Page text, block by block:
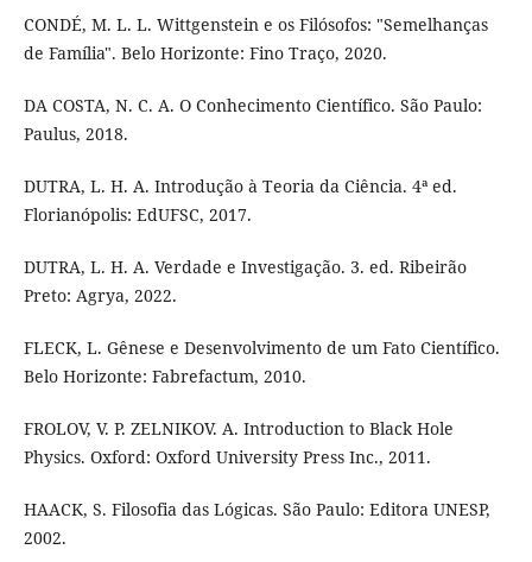
CONDÉ, M. L. L. Wittgenstein e os Filósofos: "Semelhanças
de Família". Belo Horizonte: Fino Traço, 2020.
DA COSTA, N. C. A. O Conhecimento Científico. São Paulo:
Paulus, 2018.
DUTRA, L. H. A. Introdução à Teoria da Ciência. 4ª ed.
Florianópolis: EdUFSC, 2017.
DUTRA, L. H. A. Verdade e Investigação. 3. ed. Ribeirão
Preto: Agrya, 2022.
FLECK, L. Gênese e Desenvolvimento de um Fato Científico.
Belo Horizonte: Fabrefactum, 2010.
FROLOV, V. P. ZELNIKOV. A. Introduction to Black Hole
Physics. Oxford: Oxford University Press Inc., 2011.
HAACK, S. Filosofia das Lógicas. São Paulo: Editora UNESP,
2002.